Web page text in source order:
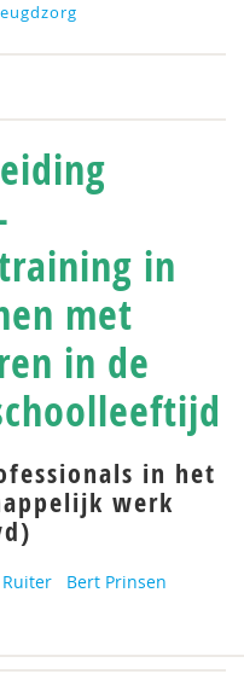
in
met
in de
in het
werk
Bert Prinsen